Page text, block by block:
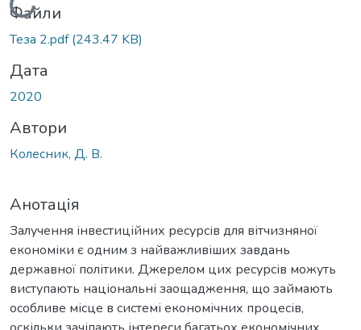
Вантажиться...
Файли
Теза 2.pdf(243.47 KB)
Дата
2020
Автори
Колесник, Д. В.
Анотація
Залучення інвестиційних ресурсів для вітчизняної
економіки є одним з найважливіших завдань
державної політики. Джерелом цих ресурсів можуть
виступають національні заощадження, що займають
особливе місце в системі економічних процесів,